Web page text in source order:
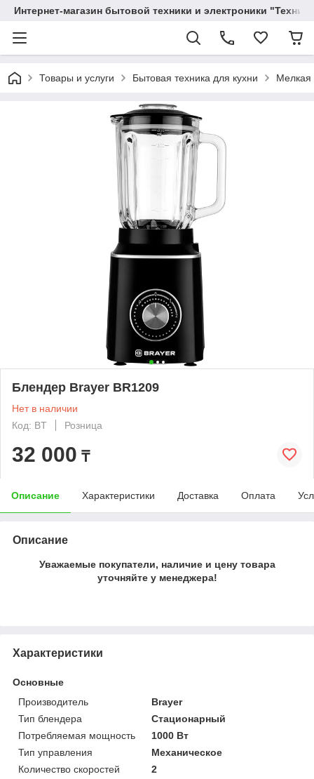
Интернет-магазин бытовой техники и электроники
Товары и услуги Бытовая техника для кухни Мелкая
Блендер Brayer BR1209
Нет в наличии
Код: BT
Розница
32 000 ₸
Описание Характеристики Доставка Оплата
Описание
Уважаемые покупатели, наличие и цену товара
уточняйте у менеджера!
Характеристики
Основные
Производитель
Brayer
Тип блендера
Стационарный
Потребляемая мощность
1000 Вт
Тип управления
Механическое
Количество скоростей
2